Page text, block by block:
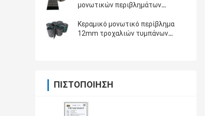
μονωτικών περιβλημάτων
μεταφορέων πάχους 12mm
Κεραμικό μονωτικό περίβλημα
12mm τροχαλιών τυμπάνων
ΠΙΣΤΟΠΟΊΗΣΗ